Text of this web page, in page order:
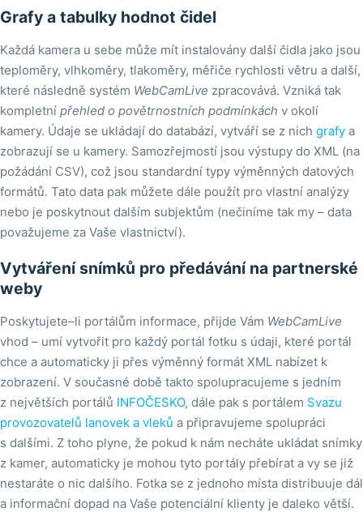
Grafy a tabulky hodnot čidel
Každá kamera u sebe může mít instalovány další čidla jako jsou
teploměry, vlhkoměry, tlakoměry, měřiče rychlosti větru a další,
které následně systém WebCamLive zpracovává. Vzniká tak
kompletní přehled o povětrnostních podmínkách v okolí
kamery. Údaje se ukládají do databází, vytváří se z nich grafy a
zobrazují se u kamery. Samozřejmostí jsou výstupy do XML (na
požádání CSV), což jsou standardní typy výměnných datových
formátů. Tato data pak můžete dále použít pro vlastní analýzy
nebo je poskytnout dalším subjektům (nečiníme tak my – data
považujeme za Vaše vlastnictví).
Vytváření snímků pro předávání na partnerské
weby
Poskytujete–li portálům informace, přijde Vám WebCamLive
vhod – umí vytvořit pro každý portál fotku s údaji, které portál
chce a automaticky ji přes výměnný formát XML nabízet k
zobrazení. V současné době takto spolupracujeme s jedním
z největších portálů INFOČESKO, dále pak s portálem Svazu
provozovatelů lanovek a vleků a připravujeme spolupráci
s dalšími. Z toho plyne, že pokud k nám necháte ukládat snímky
z kamer, automaticky je mohou tyto portály přebírat a vy se již
nestaráte o nic dalšího. Fotka se z jednoho místa distribuuje dál
a informační dopad na Vaše potenciální klienty je daleko větší.